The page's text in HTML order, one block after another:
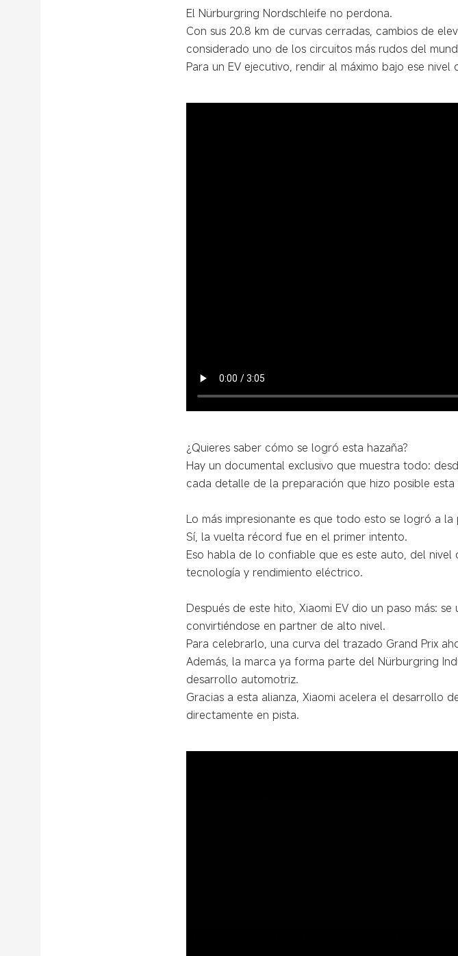
El Nürburgring Nordschleife no perdona.
Con sus 20.8 km de curvas cerradas, cambios de
considerado uno de los circuitos más rudos del
Para un EV ejecutivo, rendir al máximo bajo ese
¿Quieres saber cómo se logró esta hazaña?
Hay un documental exclusivo que muestra todo:
cada detalle de la preparación que hizo posible
Lo más impresionante es que todo esto se logró a la
Sí, la vuelta récord fue en el primer intento.
Eso habla de lo confiable que es este auto, del
tecnología y rendimiento eléctrico.
Después de este hito, Xiaomi EV dio un paso más:
convirtiéndose en partner de alto nivel.
Para celebrarlo, una curva del trazado Grand Prix
Además, la marca ya forma parte del Nürburgring
desarrollo automotriz.
Gracias a esta alianza, Xiaomi acelera el desarrollo
directamente en pista.